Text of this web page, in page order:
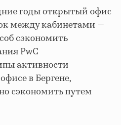
годы открытый офис
между кабинетами —
сэкономить
PwC
активности
в Бергене,
сэкономить путем